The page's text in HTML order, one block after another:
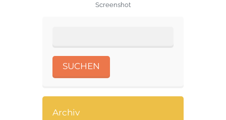
Screenshot
Archiv